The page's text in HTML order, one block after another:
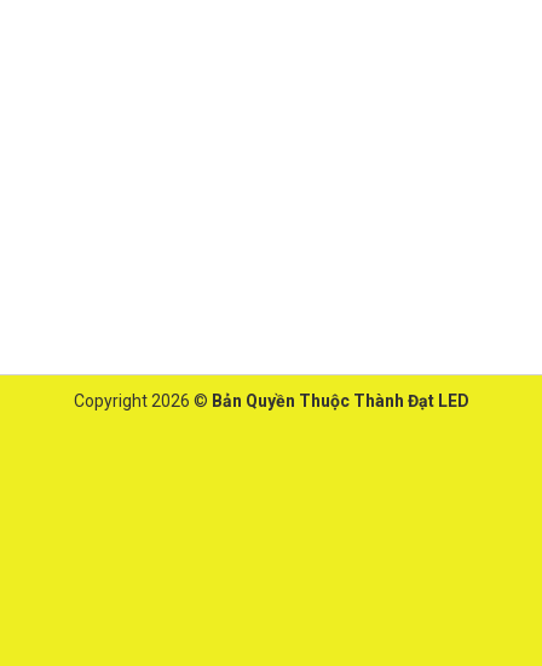
Copyright 2026 © Bản Quyền Thuộc Thành Đạt LED